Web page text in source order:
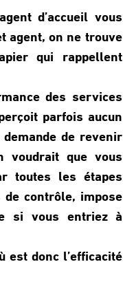
d’accueil vous
agent, on ne trouve
qui rappellent
des services
parfois aucun
de revenir
voudrait que vous
toutes les étapes
contrôle, impose
si vous entriez à
est donc l’efficacité